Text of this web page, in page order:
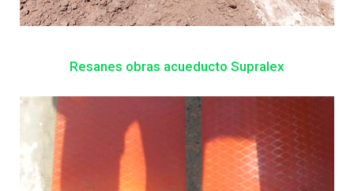
Resanes obras acueducto Supralex